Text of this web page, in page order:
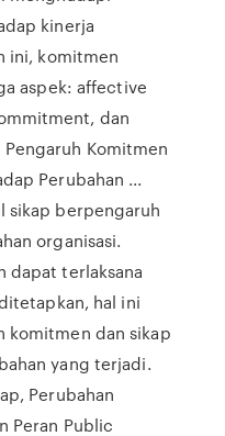
kinerja
ini, komitmen
aspek: affective
dan
Komitmen
Perubahan ...
sikap berpengaruh
organisasi.
dapat terlaksana
hal ini
komitmen dan sikap
yang terjadi.
Perubahan
Peran Public